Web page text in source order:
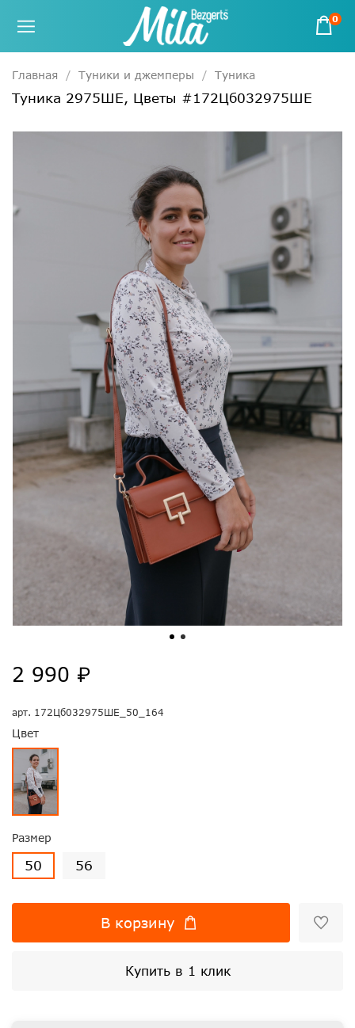
0
Главная Туники и джемперы Туника
Туника 2975ШЕ, Цветы #172Цб032975ШЕ
арт. 172Цб032975ШЕ_50_164
Цвет
Размер
50 56
2 990 ₽
В корзину
Купить в 1 клик